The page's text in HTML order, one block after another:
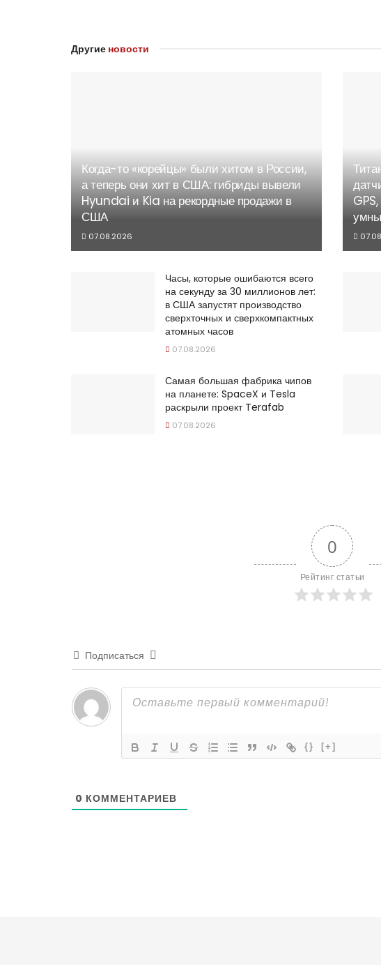
Другие новости
Когда-то «корейцы» были хитом в России,
а теперь они хит в США: гибриды вывели
Hyundai и Kia на рекордные продажи в
США
07.08.2026
Часы, которые ошибаются всего
на секунду за 30 миллионов лет:
в США запустят производство
сверхточных и сверхкомпактных
атомных часов
07.08.2026
Самая большая фабрика чипов
на планете: SpaceX и Tesla
раскрыли проект Terafab
07.08.2026
0
Рейтинг статьи
Подписаться
{} [+]
0 КОММЕНТАРИЕВ